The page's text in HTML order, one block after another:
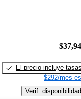
El precio incluye tasas
$292/mes
Verif. disponibilidad